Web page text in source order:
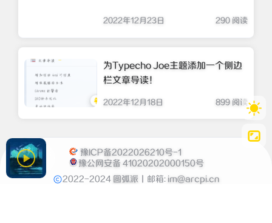
2022年12月23日 290 阅读
为Typecho Joe主题添加一个侧边
栏文章导读！
2022年12月18日 899 阅读
豫ICP备2022026210号-1
豫公网安备 41020202000150号
2022-2024 圆弧派 丨邮箱: im@arcpi.cn